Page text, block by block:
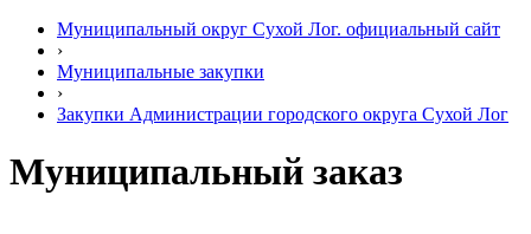
Муниципальный округ Сухой Лог. официальный сайт
›
Муниципальные закупки
›
Закупки Администрации городского округа Сухой Лог
Муниципальный заказ